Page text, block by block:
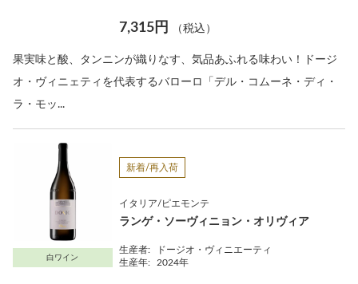
7,315円 （税込）
果実味と酸、タンニンが織りなす、気品あふれる味わい！ドージ
オ・ヴィニェティを代表するバローロ「デル・コムーネ・ディ・
ラ・モッ...
白ワイン
新着/再入荷
イタリア/ピエモンテ
ランゲ・ソーヴィニョン・オリヴィア
生産者:
ドージオ・ヴィニエーティ
生産年:
2024年